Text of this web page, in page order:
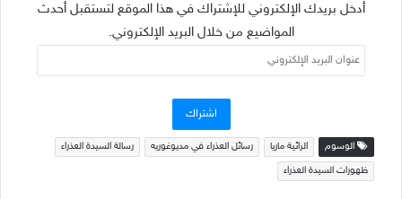
أدخل بريدك الإلكتروني للإشتراك في هذا الموقع لتستقبل أحدث
المواضيع من خلال البريد الإلكتروني.
عنوان
البريد
اشتراك
الوسوم الرائية ماريا رسائل العذراء في مديوغوريه رسالة السيدة العذراء
ظهورات السيدة العذراء